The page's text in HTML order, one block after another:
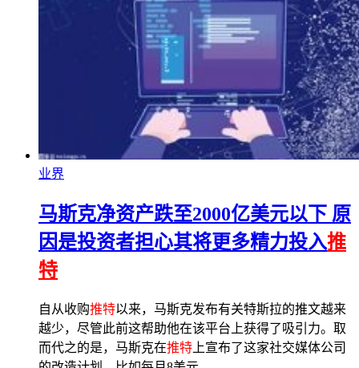
业界
马斯克净资产跌至2000亿美元以下 原
因是投资者担心其将更多精力投入推
特
自从收购推特以来，马斯克发布有关特斯拉的推文越来
越少，尽管此前这帮助他在该平台上获得了吸引力。取
而代之的是，马斯克在推特 上宣布了这家社交媒体公司